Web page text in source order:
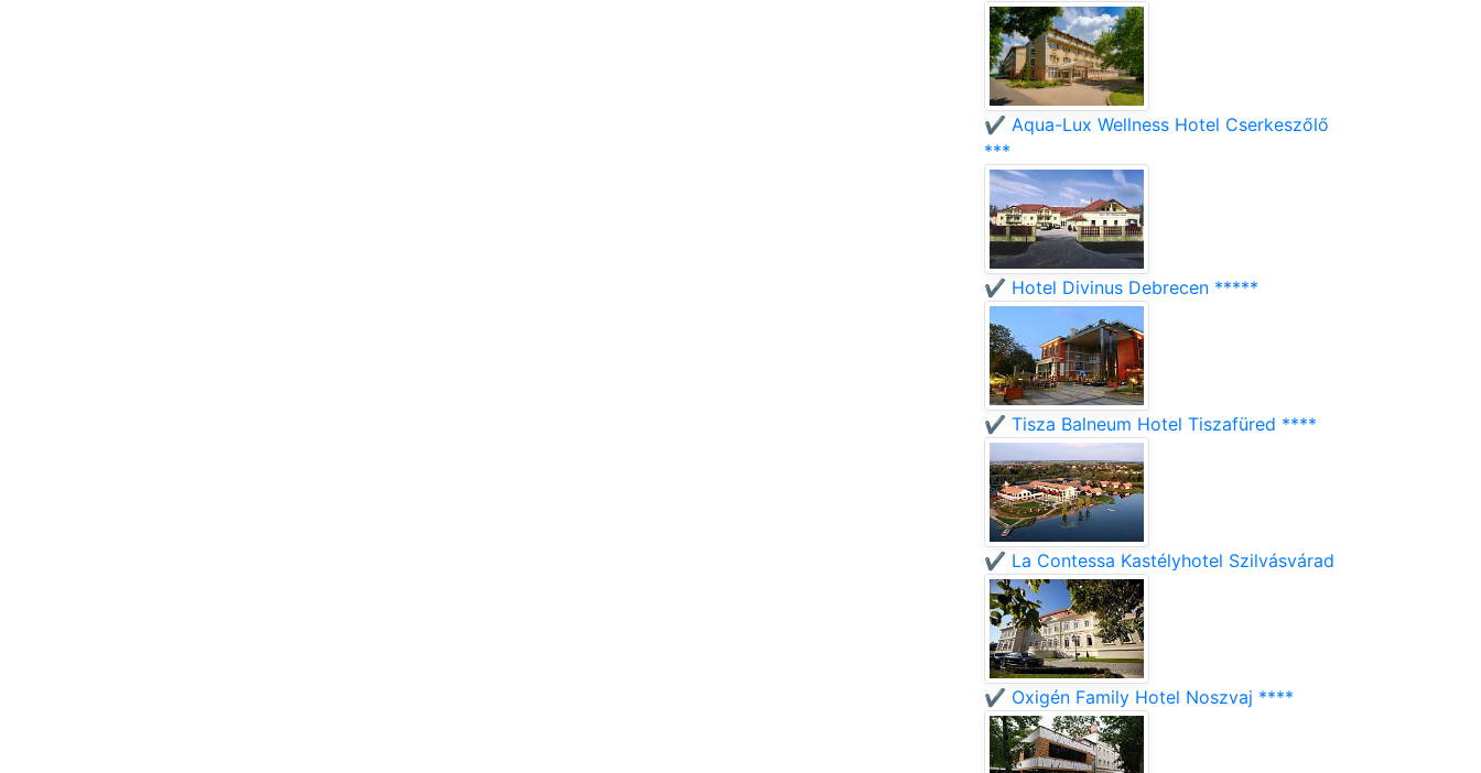
✔️ Aqua-Lux Wellness Hotel Cserkeszőlő
***
✔️ Hotel Divinus Debrecen *****
✔️ Tisza Balneum Hotel Tiszafüred ****
✔️ La Contessa Kastélyhotel Szilvásvárad
✔️ Oxigén Family Hotel Noszvaj ****